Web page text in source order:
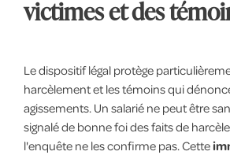
victimes et des
Le dispositif légal protège
harcèlement et les témoins qui
agissements. Un salarié ne peut être
signalé de bonne foi des faits de
l'enquête ne les confirme pas. Cette